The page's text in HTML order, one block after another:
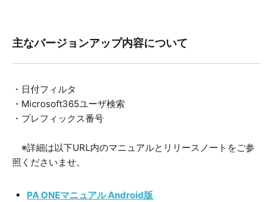
主なバージョンアップ内容について
・日付フィルタ
・Microsoft365ユーザ検索
・プレフィックス番号
※詳細は以下URL内のマニュアルとリリースノートをご参
照くださいませ。
PA ONEマニュアル Android版